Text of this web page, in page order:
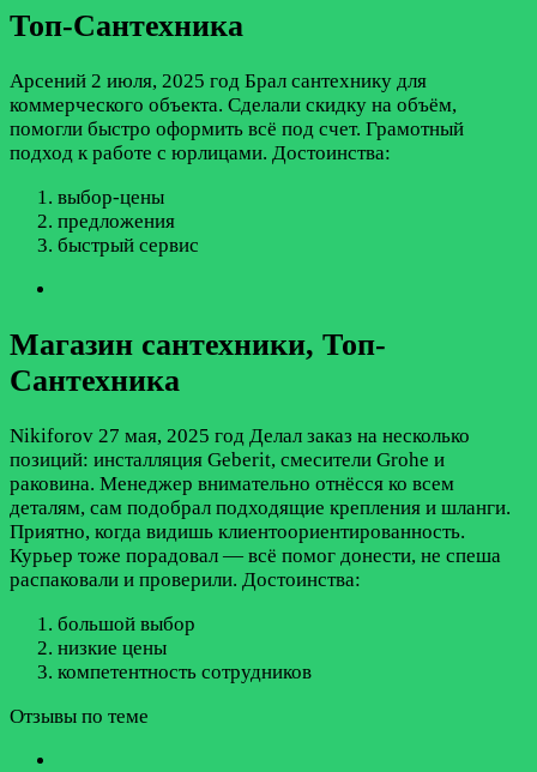
Топ-Сантехника
Арсений 2 июля, 2025 год Брал сантехнику для
коммерческого объекта. Сделали скидку на объём,
помогли быстро оформить всё под счет. Грамотный
подход к работе с юрлицами. Достоинства:
выбор-цены
предложения
быстрый сервис
Магазин сантехники, Топ-
Сантехника
Nikiforov 27 мая, 2025 год Делал заказ на несколько
позиций: инсталляция Geberit, смесители Grohe и
раковина. Менеджер внимательно отнёсся ко всем
деталям, сам подобрал подходящие крепления и шланги.
Приятно, когда видишь клиентоориентированность.
Курьер тоже порадовал — всё помог донести, не спеша
распаковали и проверили. Достоинства:
большой выбор
низкие цены
компетентность сотрудников
Отзывы по теме